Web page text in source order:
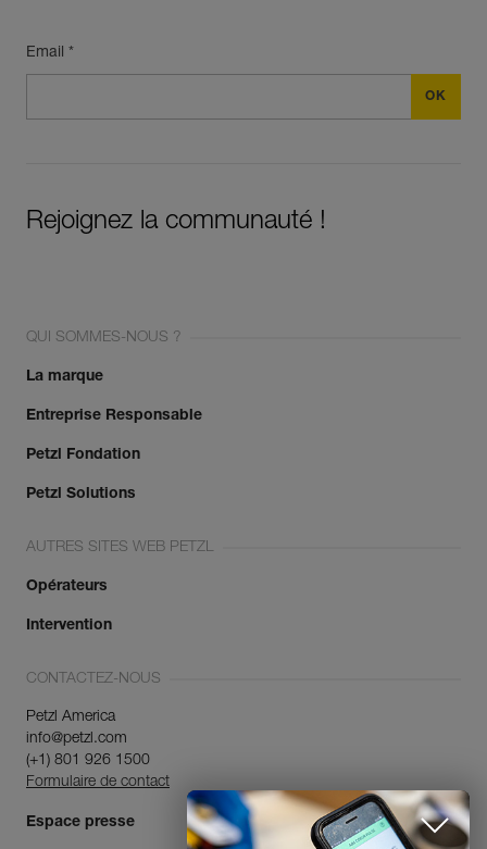
Email *
Rejoignez la communauté !
QUI SOMMES-NOUS ?
La marque
Entreprise Responsable
Petzl Fondation
Petzl Solutions
AUTRES SITES WEB PETZL
Opérateurs
Intervention
CONTACTEZ-NOUS
Petzl America
info@petzl.com
(+1) 801 926 1500
Formulaire de contact
Espace presse